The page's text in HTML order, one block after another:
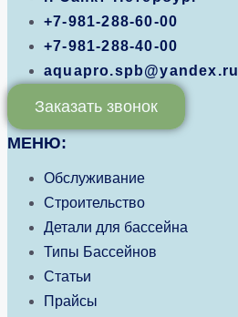
+7-981-288-60-00
+7-981-288-40-00
aquapro.spb@yandex.ru
Заказать звонок
МЕНЮ:
Обслуживание
Строительство
Детали для бассейна
Типы Бассейнов
Статьи
Прайсы